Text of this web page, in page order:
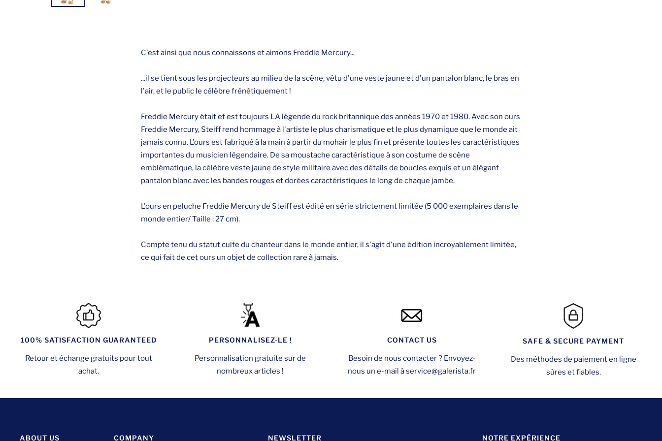
C'est ainsi que nous connaissons et aimons Freddie Mercury...
...il se tient sous les projecteurs au milieu de la scène, vêtu d'une veste jaune et d'un pantalon blanc, le bras en
l'air, et le public le célèbre frénétiquement !
Freddie Mercury était et est toujours LA légende du rock britannique des années 1970 et 1980. Avec son ours
Freddie Mercury, Steiff rend hommage à l'artiste le plus charismatique et le plus dynamique que le monde ait
jamais connu. L'ours est fabriqué à la main à partir du mohair le plus fin et présente toutes les caractéristiques
importantes du musicien légendaire. De sa moustache caractéristique à son costume de scène
emblématique, la célèbre veste jaune de style militaire avec des détails de boucles exquis et un élégant
pantalon blanc avec les bandes rouges et dorées caractéristiques le long de chaque jambe.
L'ours en peluche Freddie Mercury de Steiff est édité en série strictement limitée (5 000 exemplaires dans le
monde entier/ Taille : 27 cm).
Compte tenu du statut culte du chanteur dans le monde entier, il s'agit d'une édition incroyablement limitée,
ce qui fait de cet ours un objet de collection rare à jamais.
100% SATISFACTION GUARANTEED
Retour et échange gratuits pour tout
achat.
PERSONNALISEZ-LE !
Personnalisation gratuite sur de
nombreux articles !
CONTACT US
Besoin de nous contacter ? Envoyez-
nous un e-mail à service@galerista.fr
SAFE & SECURE PAYMENT
Des méthodes de paiement en ligne
sûres et fiables.
ABOUT US COMPANY NEWSLETTER NOTRE EXPÉRIENCE